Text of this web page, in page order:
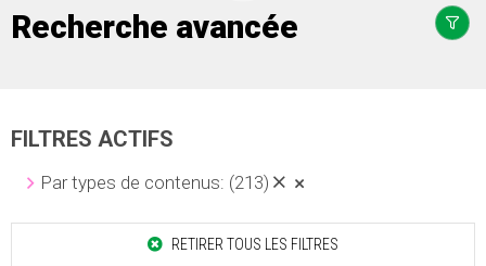
Recherche avancée
FILTRES ACTIFS
Par types de contenus: (213)
RETIRER TOUS LES FILTRES